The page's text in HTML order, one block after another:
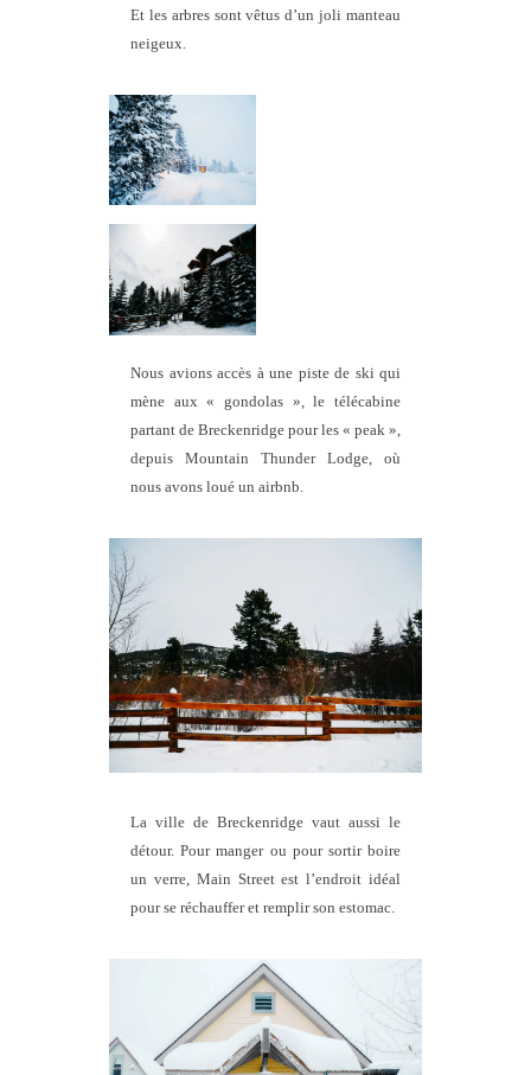
Et les arbres sont vêtus d’un joli manteau
neigeux.
Nous avions accès à une piste de ski qui
mène aux « gondolas », le télécabine
partant de Breckenridge pour les « peak »,
depuis Mountain Thunder Lodge, où
nous avons loué un airbnb.
La ville de Breckenridge vaut aussi le
détour. Pour manger ou pour sortir boire
un verre, Main Street est l’endroit idéal
pour se réchauffer et remplir son estomac.